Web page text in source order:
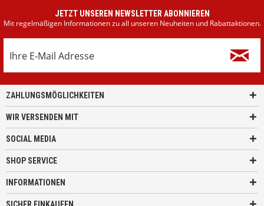
JETZT UNSEREN NEWSLETTER ABONNIEREN
Mit regelmäßigen Informationen zu all unseren Neuheiten und Rabattaktionen.
ZAHLUNGSMÖGLICHKEITEN
WIR VERSENDEN MIT
SOCIAL MEDIA
SHOP SERVICE
INFORMATIONEN